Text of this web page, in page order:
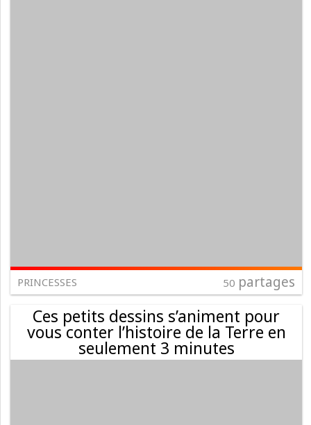
PRINCESSES 50 partages
Ces petits dessins s’animent pour
vous conter l’histoire de la Terre en
seulement 3 minutes